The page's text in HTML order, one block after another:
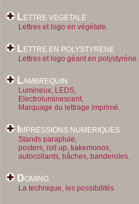
L ETTRE VEGETALE
Lettres et logo en végétale.
L ETTRE EN POLYSTYRENE
Lettres et logo géant en polystyrène.
LAMBREQUIN
Lumineux, LEDS,
Electroluminescent,
Marquage du lettrage imprimé.
MPRESSIONS NUMERIQUES
Stands parapluie,
posters, roll up, kakemonos,
autocollants, bâches, banderoles.
DOMING
La technique, les possibilités